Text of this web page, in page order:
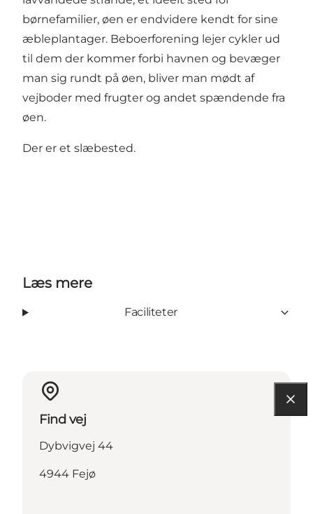
børnefamilier, øen er endvidere kendt for sine
æbleplantager. Beboerforening lejer cykler ud
til dem der kommer forbi havnen og bevæger
man sig rundt på øen, bliver man mødt af
vejboder med frugter og andet spændende fra
øen.
Der er et slæbested.
Læs mere
Faciliteter
Find vej
Dybvigvej 44
4944 Fejø